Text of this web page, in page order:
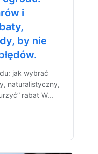
i
by nie
jak wybrać
naturalistyczny,
rabat W...